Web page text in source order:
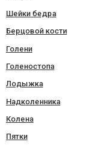
Шейки бедра
Берцовой кости
Голени
Голеностопа
Лодыжка
Надколенника
Колена
Пятки